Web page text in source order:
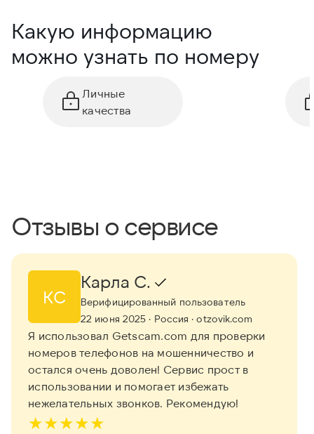
Какую информацию
можно узнать по номеру
Личные
качества
Отзывы о сервисе
КС
Карла С.
Верифицированный пользователь
22 июня 2025 · Россия · otzovik.com
Я использовал Getscam.com для проверки
номеров телефонов на мошенничество и
остался очень доволен! Сервис прост в
использовании и помогает избежать
нежелательных звонков. Рекомендую!
★★★★★